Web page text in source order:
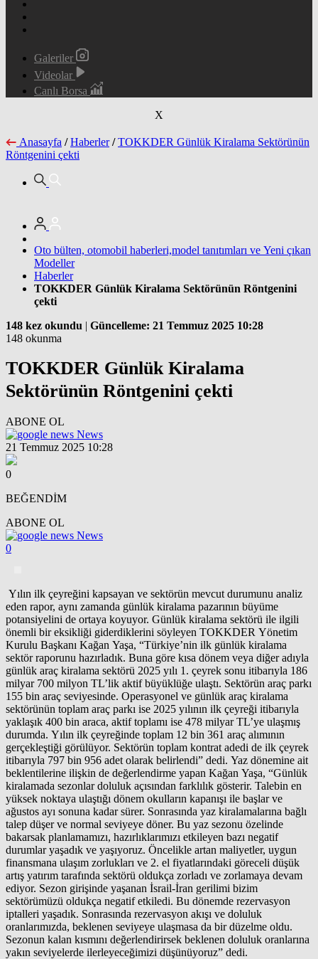
Galeriler
Videolar
Canlı Borsa
X
Anasayfa / Haberler / TOKKDER Günlük Kiralama Sektörünün
Röntgenini çekti
Oto bülten, otomobil haberleri,model tanıtımları ve Yeni çıkan
Modeller
Haberler
TOKKDER Günlük Kiralama Sektörünün Röntgenini
çekti
148 kez okundu | Güncelleme: 21 Temmuz 2025 10:28
148 okunma
TOKKDER Günlük Kiralama
Sektörünün Röntgenini çekti
ABONE OL
News
21 Temmuz 2025 10:28
0
BEĞENDİM
ABONE OL
News
0
Yılın ilk çeyreğini kapsayan ve sektörün mevcut durumunu analiz
eden rapor, aynı zamanda günlük kiralama pazarının büyüme
potansiyelini de ortaya koyuyor. Günlük kiralama sektörü ile ilgili
önemli bir eksikliği giderdiklerini söyleyen TOKKDER Yönetim
Kurulu Başkanı Kağan Yaşa, “Türkiye’nin ilk günlük kiralama
sektör raporunu hazırladık. Buna göre kısa dönem veya diğer adıyla
günlük araç kiralama sektörü 2025 yılı 1. çeyrek sonu itibarıyla 186
milyar 700 milyon TL’lik aktif büyüklüğe ulaştı. Sektörün araç parkı
155 bin araç seviyesinde. Operasyonel ve günlük araç kiralama
sektörünün toplam araç parkı ise 2025 yılının ilk çeyreği itibarıyla
yaklaşık 400 bin araca, aktif toplamı ise 478 milyar TL’ye ulaşmış
durumda. Yılın ilk çeyreğinde toplam 12 bin 361 araç alımının
gerçekleştiği görülüyor. Sektörün toplam kontrat adedi de ilk çeyrek
itibarıyla 797 bin 956 adet olarak belirlendi” dedi. Yaz dönemine ait
beklentilerine ilişkin de değerlendirme yapan Kağan Yaşa, “Günlük
kiralamada sezonlar doluluk açısından farklılık gösterir. Talebin en
yüksek noktaya ulaştığı dönem okulların kapanışı ile başlar ve
ağustos ayı sonuna kadar sürer. Sonrasında yaz kiralamalarına bağlı
talep düşer ve normal seviyeye döner. Bu yaz sezonu özelinde
bakarsak planlamamızı, hazırlıklarımızı etkileyen bazı negatif
durumlar yaşadık ve yaşıyoruz. Öncelikle artan maliyetler, uygun
finansmana ulaşım zorlukları ve 2. el fiyatlarındaki göreceli düşük
artış yatırım tarafında sektörü oldukça zorladı ve zorlamaya devam
ediyor. Sezon girişinde yaşanan İsrail-İran gerilimi bizim
sektörümüzü oldukça negatif etkiledi. Bu dönemde rezervasyon
iptalleri yaşadık. Sonrasında rezervasyon akışı ve doluluk
oranlarımızda, beklenen seviyeye ulaşmasa da bir düzelme oldu.
Sezonun kalan kısmını değerlendirirsek beklenen doluluk oranlarına
yakın seviyelerde ilerleyeceğimizi düşünüyoruz” dedi.